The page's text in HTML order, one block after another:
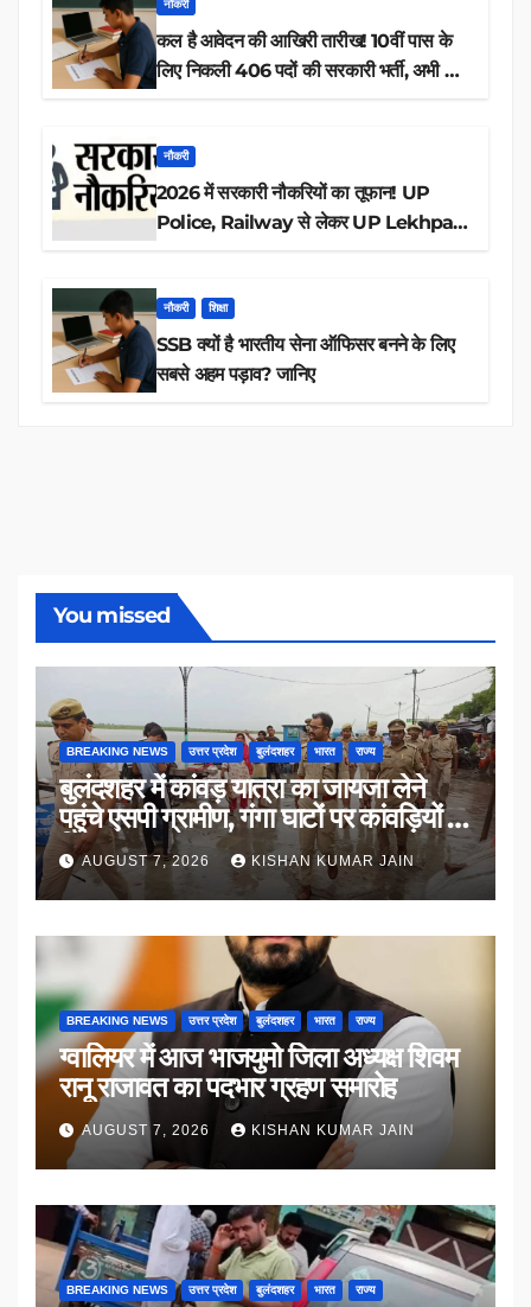
नौकरी
कल है आवेदन की आखिरी तारीख! 10वीं पास के
लिए निकली 406 पदों की सरकारी भर्ती, अभी करें
नौकरी
2026 में सरकारी नौकरियों का तूफान! UP
Police, Railway से लेकर UP Lekhpal
नौकरी शिक्षा
SSB क्यों है भारतीय सेना ऑफिसर बनने के लिए
सबसे अहम पड़ाव? जानिए
You missed
BREAKING NEWS उत्तर प्रदेश बुलंदशहर भारत राज्य
बुलंदशहर में कांवड़ यात्रा का जायजा लेने
पहुंचे एसपी ग्रामीण, गंगा घाटों पर कांवड़ियों से
किया संवाद
AUGUST 7, 2026 KISHAN KUMAR JAIN
BREAKING NEWS उत्तर प्रदेश बुलंदशहर भारत राज्य
ग्वालियर में आज भाजयुमो जिला अध्यक्ष शिवम
रानू राजावत का पदभार ग्रहण समारोह
AUGUST 7, 2026 KISHAN KUMAR JAIN
BREAKING NEWS उत्तर प्रदेश बुलंदशहर भारत राज्य